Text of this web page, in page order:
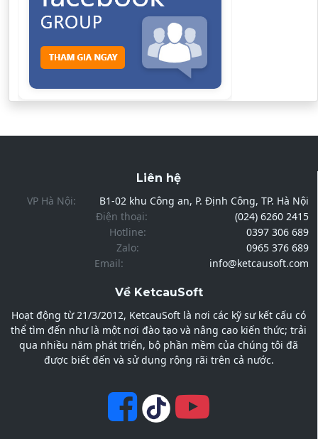
Liên hệ
VP Hà Nội:
B1-02 khu Công an, P. Định Công, TP. Hà Nội
Điện thoại:
(024) 6260 2415
Hotline:
0397 306 689
Zalo:
0965 376 689
Email:
info@ketcausoft.com
Về KetcauSoft
Hoạt động từ 21/3/2012, KetcauSoft là nơi các kỹ sư kết cấu có
thể tìm đến như là một nơi đào tạo và nâng cao kiến thức; trải
qua nhiều năm phát triển, bộ phần mềm của chúng tôi đã
được biết đến và sử dụng rộng rãi trên cả nước.